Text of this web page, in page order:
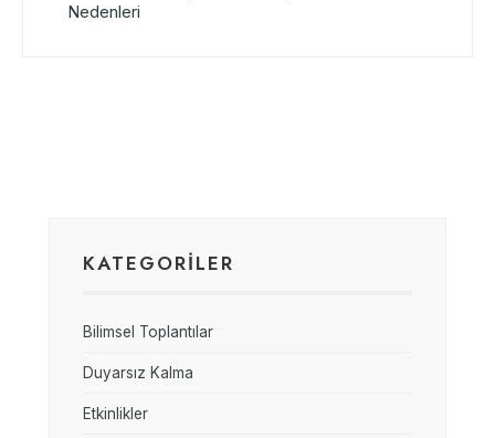
Nedenleri
KATEGORİLER
Bilimsel Toplantılar
Duyarsız Kalma
Etkinlikler